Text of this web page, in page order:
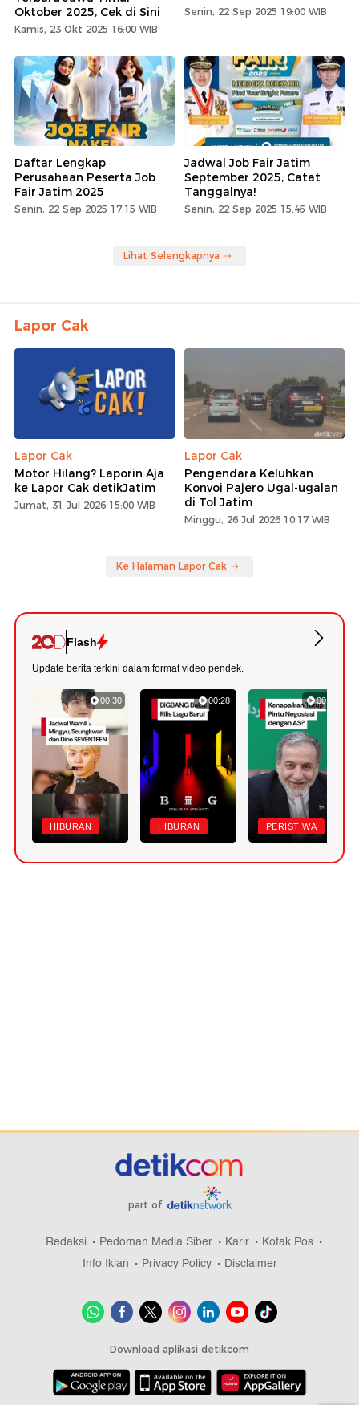
Oktober 2025, Cek di Sini
Kamis, 23 Okt 2025 16:00 WIB
Senin, 22 Sep 2025 19:00 WIB
Daftar Lengkap
Perusahaan Peserta Job
Fair Jatim 2025
Senin, 22 Sep 2025 17:15 WIB
Jadwal Job Fair Jatim
September 2025, Catat
Tanggalnya!
Senin, 22 Sep 2025 15:45 WIB
Lihat Selengkapnya
Lapor Cak
Lapor Cak
Motor Hilang? Laporin Aja
ke Lapor Cak detikJatim
Jumat, 31 Jul 2026 15:00 WIB
Lapor Cak
Pengendara Keluhkan
Konvoi Pajero Ugal-ugalan
di Tol Jatim
Minggu, 26 Jul 2026 10:17 WIB
Ke Halaman Lapor Cak
Flash
Update berita terkini dalam format video pendek.
00:30
HIBURAN
00:28
HIBURAN
00:45
PERISTIWA
part of
Redaksi Pedoman Media Siber Karir
Kotak Pos
Info Iklan
Privacy Policy Disclaimer
Download aplikasi detikcom